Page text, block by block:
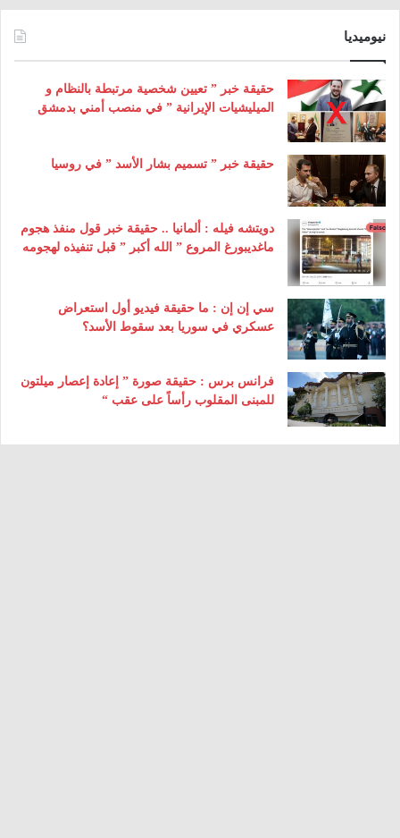
نيوميديا
حقيقة خبر ” تعيين شخصية مرتبطة بالنظام و
الميليشيات الإيرانية ” في منصب أمني بدمشق
حقيقة خبر ” تسميم بشار الأسد ” في روسيا
دويتشه فيله : ألمانيا .. حقيقة خبر قول منفذ هجوم
ماغديبورغ المروع ” الله أكبر ” قبل تنفيذه لهجومه
سي إن إن : ما حقيقة فيديو أول استعراض
عسكري في سوريا بعد سقوط الأسد؟
فرانس برس : حقيقة صورة ” إعادة إعصار ميلتون
للمبنى المقلوب رأساً على عقب “